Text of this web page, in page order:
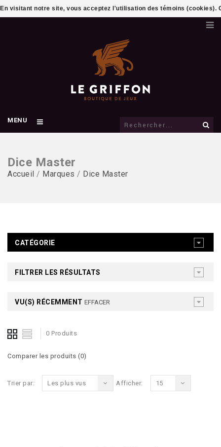
MENU
Dice Master
Accueil / Marques / Dice Master
CATÉGORIE
FILTRER LES RÉSULTATS
VU(S) RÉCEMMENT EFFACER
0 Produits
Comparer les produits (0)
Trier par: Les plus vus Afficher: 15
En visitant notre site, vous acceptez l'utilisation des témoins